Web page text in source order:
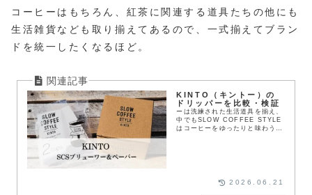
コーヒーはもちろん、紅茶に関連する道具たちの他にも
生活雑貨なども取り揃えてあるので、一式揃えてブラン
ドを統一したくなるほど。
KINTO（キントー）の
ドリッパーを比較・検証
ーは洗練された生活道具を揃え、
中でもSLOW COFFEE STYLE
はコーヒーをゆったりと味わうた
2026.06.21